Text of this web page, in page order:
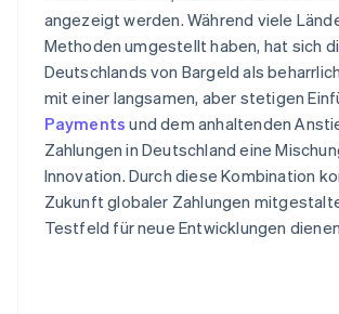
angezeigt werden. Während viele
Methoden umgestellt haben, hat sich
Deutschlands von Bargeld als
mit einer langsamen, aber stetigen
Payments und dem anhaltenden
Zahlungen in Deutschland eine
Innovation. Durch diese Kombination
Zukunft globaler Zahlungen
Testfeld für neue Entwicklungen